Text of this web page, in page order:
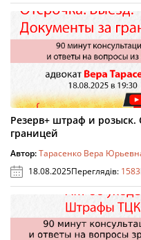
Резерв+ штраф и розыск.
границей
Автор:Тарасенко Вера
18.08.2025Переглядів: 1583